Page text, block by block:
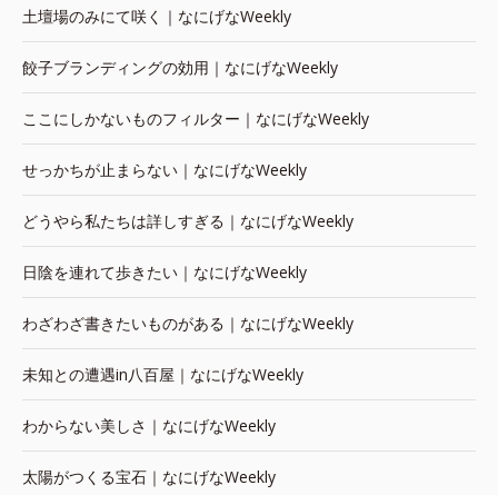
土壇場のみにて咲く｜なにげなWeekly
餃子ブランディングの効用｜なにげなWeekly
ここにしかないものフィルター｜なにげなWeekly
せっかちが止まらない｜なにげなWeekly
どうやら私たちは詳しすぎる｜なにげなWeekly
日陰を連れて歩きたい｜なにげなWeekly
わざわざ書きたいものがある｜なにげなWeekly
未知との遭遇in八百屋｜なにげなWeekly
わからない美しさ｜なにげなWeekly
太陽がつくる宝石｜なにげなWeekly